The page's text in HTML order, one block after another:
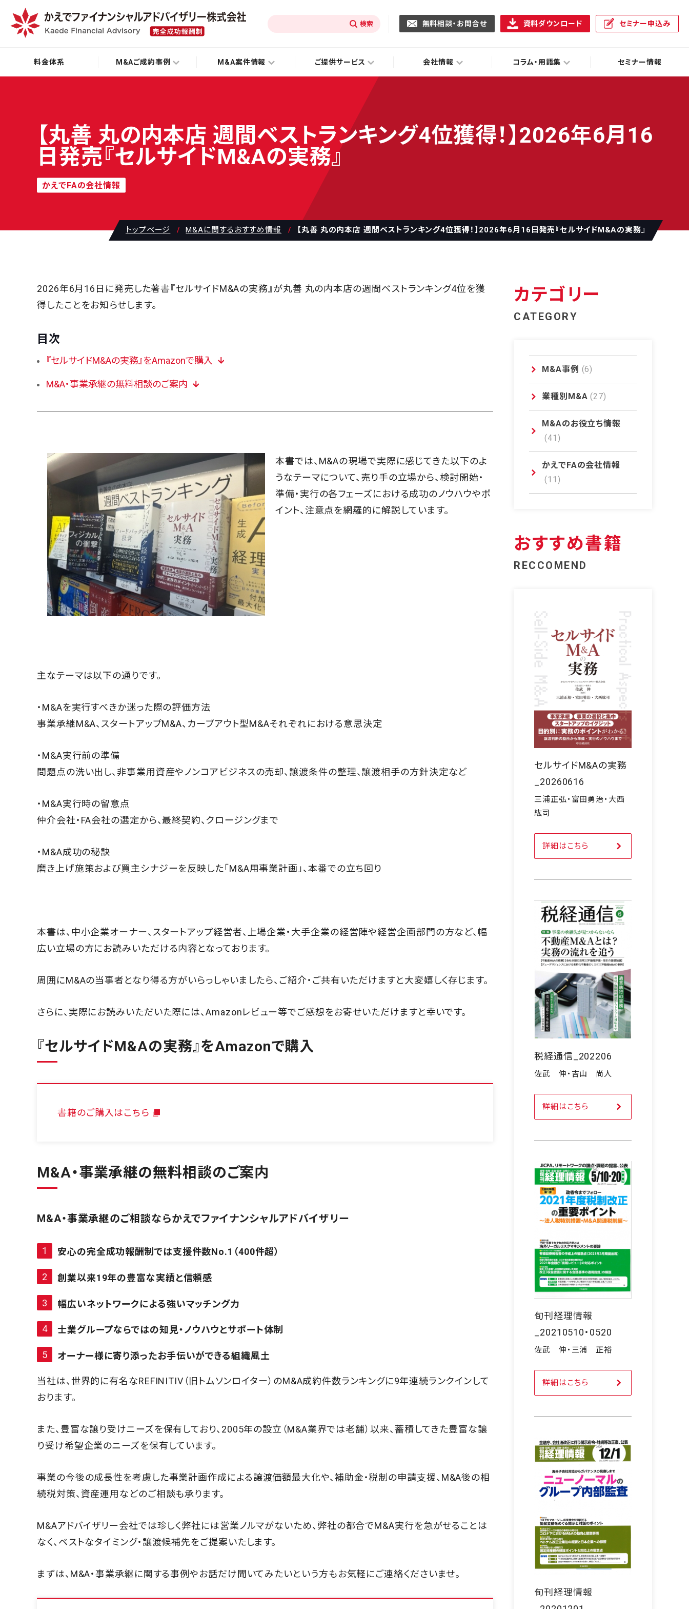
無料相談・お問合せ 資料ダウンロード セミナー申込み
料金体系 M&Aご成約事例 M&A案件情報 ご提供サービス 会社情報 コラム・用語集 セミナー情報
【丸善 丸の内本店 週間ベストランキング4位獲得！】2026年6月16
日発売『セルサイドM&Aの実務』
かえでFAの会社情報
トップページ M&Aに関するおすすめ情報 【丸善 丸の内本店 週間ベストランキング4位獲得！】2026年6月16日発売『セルサイドM&Aの実務』
2026年6月16日に発売した著書『セルサイドM&Aの実務』が丸善 丸の内本店の週間ベストランキング4位を獲
得したことをお知らせします。
目次
『セルサイドM&Aの実務』をAmazonで購入
M&A・事業承継の無料相談のご案内
本書では、M&Aの現場で実際に感じてきた以下のよ
うなテーマについて、売り手の立場から、検討開始・
準備・実行の各フェーズにおける成功のノウハウやポ
イント、注意点を網羅的に解説しています。
主なテーマは以下の通りです。
・M&Aを実行すべきか迷った際の評価方法
事業承継M&A、スタートアップM&A、カーブアウト型M&Aそれぞれにおける意思決定
・M&A実行前の準備
問題点の洗い出し、非事業用資産やノンコアビジネスの売却、譲渡条件の整理、譲渡相手の方針決定など
・M&A実行時の留意点
仲介会社・FA会社の選定から、最終契約、クロージングまで
・M&A成功の秘訣
磨き上げ施策および買主シナジーを反映した「M&A用事業計画」、本番での立ち回り
本書は、中小企業オーナー、スタートアップ経営者、上場企業・大手企業の経営陣や経営企画部門の方など、幅
広い立場の方にお読みいただける内容となっております。
周囲にM&Aの当事者となり得る方がいらっしゃいましたら、ご紹介・ご共有いただけますと大変嬉しく存じます。
さらに、実際にお読みいただいた際には、Amazonレビュー等でご感想をお寄せいただけますと幸いです。
『セルサイドM&Aの実務』をAmazonで購入
書籍のご購入はこちら
M&A・事業承継の無料相談のご案内
M&A・事業承継のご相談ならかえでファイナンシャルアドバイザリー
安心の完全成功報酬制では支援件数No.1（400件超）
創業以来19年の豊富な実績と信頼感
幅広いネットワークによる強いマッチング力
士業グループならではの知見・ノウハウとサポート体制
オーナー様に寄り添ったお手伝いができる組織風土
当社は、世界的に有名なREFINITIV（旧トムソンロイター）のM&A成約件数ランキングに9年連続ランクインして
おります。
また、豊富な譲り受けニーズを保有しており、2005年の設立（M&A業界では老舗）以来、蓄積してきた豊富な譲
り受け希望企業のニーズを保有しています。
事業の今後の成長性を考慮した事業計画作成による譲渡価額最大化や、補助金・税制の申請支援、M&A後の相
続税対策、資産運用などのご相談も承ります。
M&Aアドバイザリー会社では珍しく弊社には営業ノルマがないため、弊社の都合でM&A実行を急がせることは
なく、ベストなタイミング・譲渡候補先をご提案いたします。
まずは、M&A・事業承継に関する事例やお話だけ聞いてみたいという方もお気軽にご連絡くださいませ。
カテゴリー
CATEGORY
M&A事例 (6)
業種別M&A (27)
M&Aのお役立ち情報
(41)
かえでFAの会社情報
(11)
おすすめ書籍
RECCOMEND
セルサイドM&Aの実務
_20260616
三浦正弘・富田勇治・大西
紘司
詳細はこちら
税経通信_202206
佐武 伸・吉山 尚人
詳細はこちら
旬刊経理情報
_20210510・0520
佐武 伸・三浦 正裕
詳細はこちら
旬刊経理情報